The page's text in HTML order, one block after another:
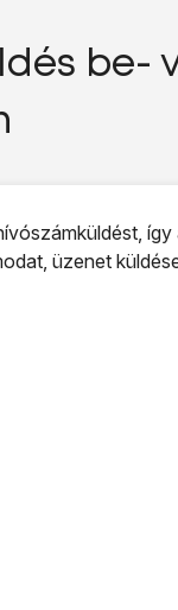
be-
üzenet